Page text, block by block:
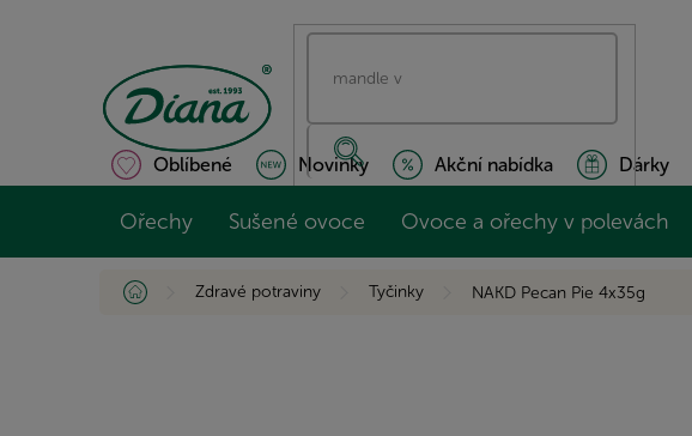
Oblíbené Novinky Akční nabídka Dárky
Ořechy Sušené ovoce Ovoce a ořechy v polevách
Domů Zdravé potraviny Tyčinky NAKD Pecan Pie 4x35g